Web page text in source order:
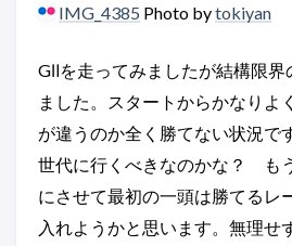
IMG_4385 Photo bytokiyan
GⅡを走ってみましたが結構限界
ました。スタートからかなりよ
が違うのか全く勝てない状況
世代に行くべきなのかな？ も
にさせて最初の一頭は勝てるレ
入れようかと思います。無理せ